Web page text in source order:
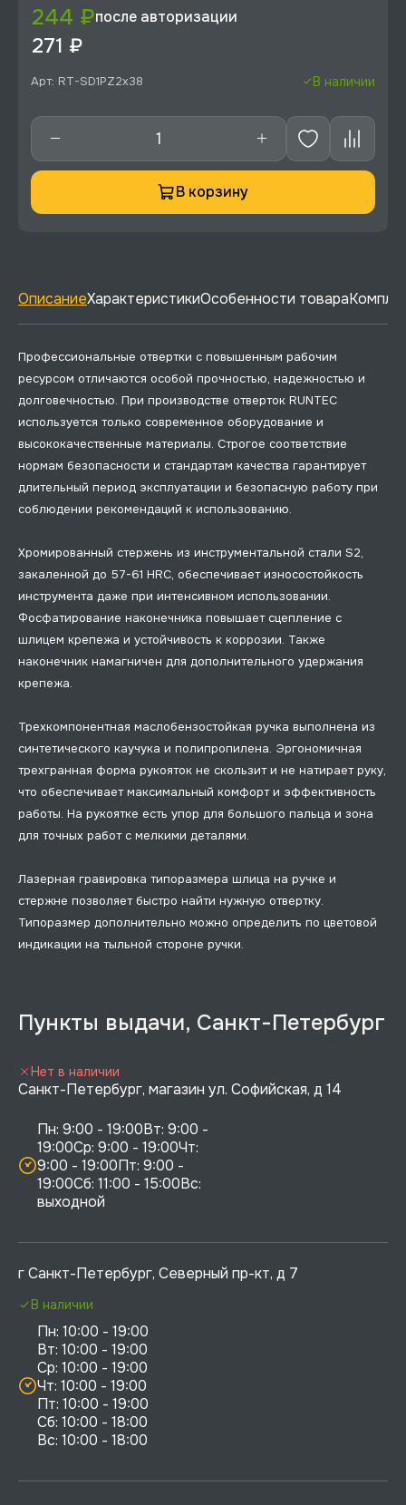
244 ₽после авторизации
271 ₽
Арт: RT-SD1PZ2x38 В наличии
В корзину
ОписаниеХарактеристикиОсобенности товара
Профессиональные отвертки с повышенным рабочим
ресурсом отличаются особой прочностью, надежностью и
долговечностью. При производстве отверток RUNTEC
используется только современное оборудование и
высококачественные материалы. Строгое соответствие
нормам безопасности и стандартам качества гарантирует
длительный период эксплуатации и безопасную работу при
соблюдении рекомендаций к использованию.
Хромированный стержень из инструментальной стали S2,
закаленной до 57-61 HRC, обеспечивает износостойкость
инструмента даже при интенсивном использовании.
Фосфатирование наконечника повышает сцепление с
шлицем крепежа и устойчивость к коррозии. Также
наконечник намагничен для дополнительного удержания
крепежа.
Трехкомпонентная маслобензостойкая ручка выполнена из
синтетического каучука и полипропилена. Эргономичная
трехгранная форма рукояток не скользит и не натирает руку,
что обеспечивает максимальный комфорт и эффективность
работы. На рукоятке есть упор для большого пальца и зона
для точных работ с мелкими деталями.
Лазерная гравировка типоразмера шлица на ручке и
стержне позволяет быстро найти нужную отвертку.
Типоразмер дополнительно можно определить по цветовой
индикации на тыльной стороне ручки.
Пункты выдачи, Санкт-Петербург
Санкт-Петербург, магазин ул. Софийская, д 14
Пн: 9:00 - 19:00Вт: 9:00 -
19:00Ср: 9:00 - 19:00Чт:
9:00 - 19:00Пт: 9:00 -
19:00Сб: 11:00 - 15:00Вс:
выходной
Нет в наличии
г Санкт-Петербург, Северный пр-кт, д 7
Пн: 10:00 - 19:00
Вт: 10:00 - 19:00
Ср: 10:00 - 19:00
Чт: 10:00 - 19:00
Пт: 10:00 - 19:00
Сб: 10:00 - 18:00
В наличии